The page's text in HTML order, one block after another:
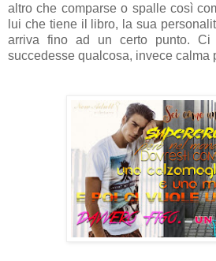
altro che comparse o spalle così
lui che tiene il libro, la sua
arriva fino ad un certo punto. Ci
succedesse qualcosa, invece calma